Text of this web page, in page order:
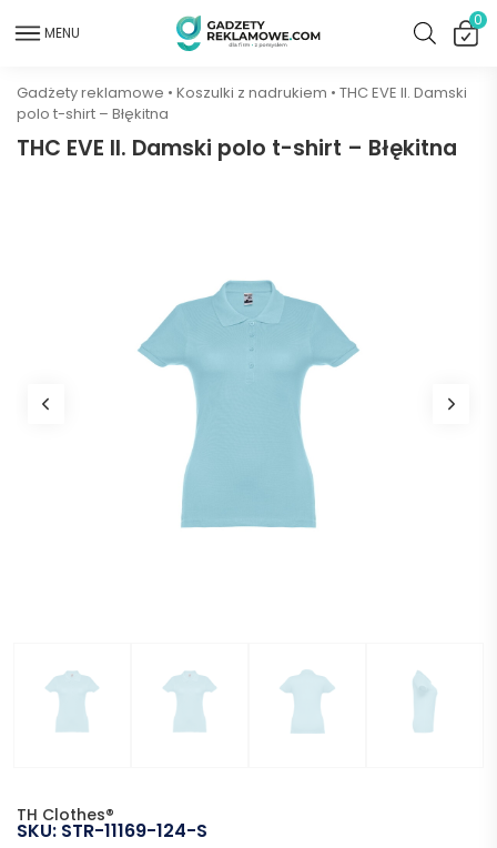
MENU
0
Gadżety reklamowe • Koszulki z nadrukiem • THC EVE II. Damski
polo t-shirt – Błękitna
THC EVE II. Damski polo t-shirt – Błękitna
TH Clothes®
SKU: STR-11169-124-S